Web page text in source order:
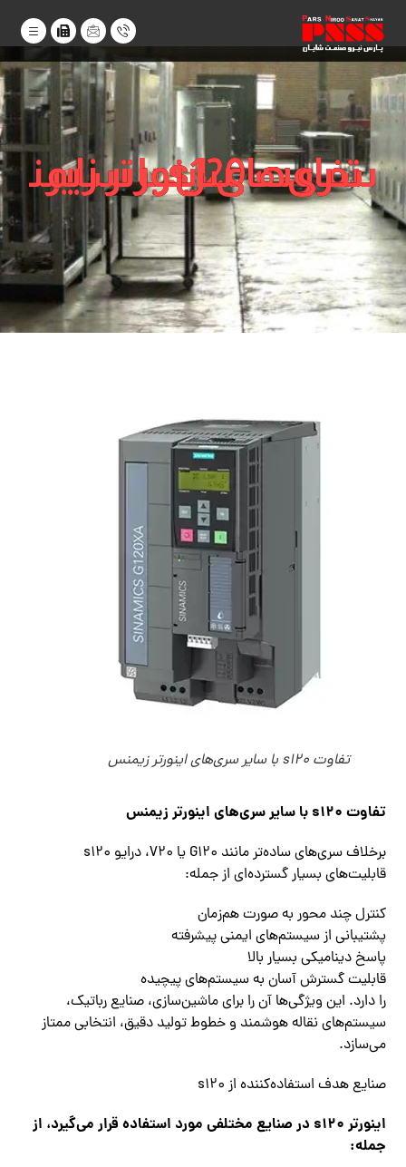
تفاوت s120 با سایر سری‌های اینورتر زیمنس
تفاوت s120 با سایر سری‌های اینورتر زیمنس
تفاوت s120 با سایر سری‌های اینورتر زیمنس
برخلاف سری‌های ساده‌تر مانند G120 یا V20، درایو s120
قابلیت‌های بسیار گسترده‌ای از جمله:
کنترل چند محور به صورت هم‌زمان
پشتیبانی از سیستم‌های ایمنی پیشرفته
پاسخ دینامیکی بسیار بالا
قابلیت گسترش آسان به سیستم‌های پیچیده
را دارد. این ویژگی‌ها آن را برای ماشین‌سازی، صنایع رباتیک،
سیستم‌های نقاله هوشمند و خطوط تولید دقیق، انتخابی ممتاز
می‌سازد.
صنایع هدف استفاده‌کننده از s120
اینورتر s120 در صنایع مختلفی مورد استفاده قرار می‌گیرد، از
جمله: